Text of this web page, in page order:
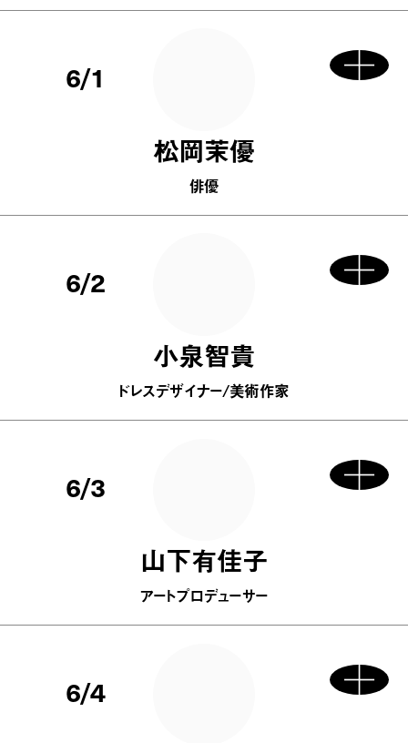
6/1
松岡茉優
俳優
6/2
小泉智貴
ドレスデザイナー/美術作家
6/3
山下有佳子
アートプロデューサー
6/4